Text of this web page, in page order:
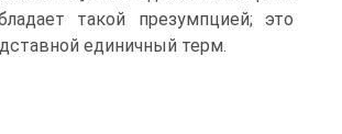
та­кой презумпцией; это
единичный терм.